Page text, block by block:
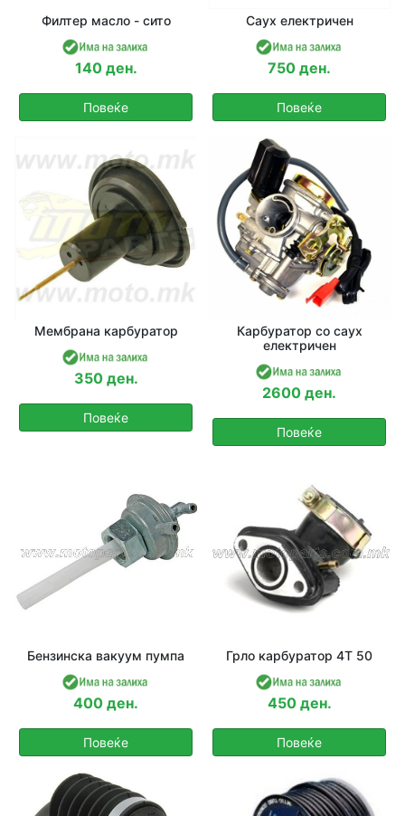
Филтер масло - сито
140 ден.
Повеќе
Саух електричен
750 ден.
Повеќе
Мембрана карбуратор
350 ден.
Повеќе
Карбуратор со саух
електричен
2600 ден.
Повеќе
Бензинска вакуум пумпа
400 ден.
Повеќе
Грло карбуратор 4Т 50
450 ден.
Повеќе